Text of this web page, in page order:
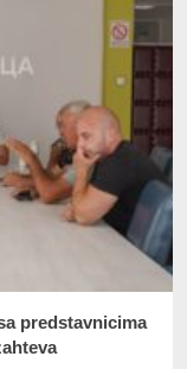
predstavnicima